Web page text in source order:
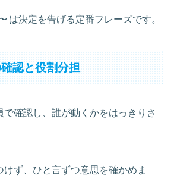
は決定を告げる定番フレーズです。
認と役割分担
で確認し、誰が動くかをはっきりさ
ず、ひと言ずつ意思を確かめま